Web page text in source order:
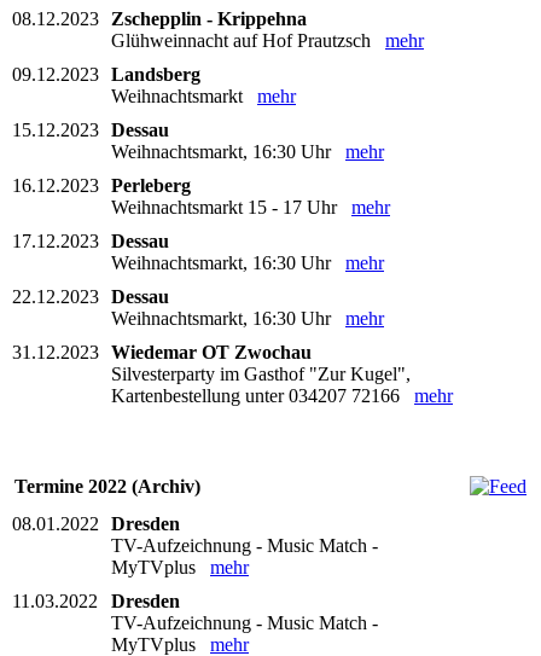
08.12.2023
Zschepplin - Krippehna
Glühweinnacht auf Hof Prautzsch mehr
09.12.2023 Landsberg
Weihnachtsmarkt mehr
15.12.2023 Dessau
Weihnachtsmarkt, 16:30 Uhr mehr
16.12.2023 Perleberg
Weihnachtsmarkt 15 - 17 Uhr mehr
17.12.2023 Dessau
Weihnachtsmarkt, 16:30 Uhr mehr
22.12.2023 Dessau
Weihnachtsmarkt, 16:30 Uhr mehr
31.12.2023 Wiedemar OT Zwochau
Silvesterparty im Gasthof "Zur Kugel",
Kartenbestellung unter 034207 72166 mehr
Termine 2022 (Archiv)
08.01.2022
Dresden
TV-Aufzeichnung - Music Match -
MyTVplus mehr
11.03.2022
Dresden
TV-Aufzeichnung - Music Match -
MyTVplus mehr